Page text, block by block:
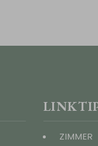
ZIMMER